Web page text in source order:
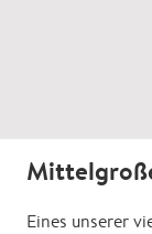
Eines unserer